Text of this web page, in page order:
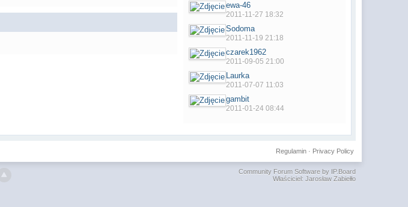
ewa-46
2011-11-27 18:32
Sodoma
2011-11-19 21:18
czarek1962
2011-09-05 21:00
Laurka
2011-07-07 11:03
gambit
2011-01-24 08:44
Privacy Policy
Regulamin·
Community Forum Software by IP.Board
Właściciel: Jarosław Zabiełło